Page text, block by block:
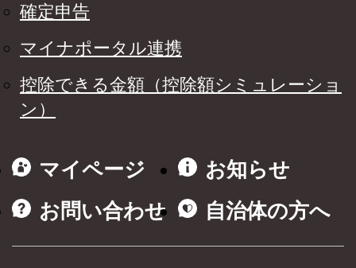
確定申告
マイナポータル連携
控除できる金額（控除額シミュレーショ
ン）
マイページ
お知らせ
お問い合わせ
自治体の方へ